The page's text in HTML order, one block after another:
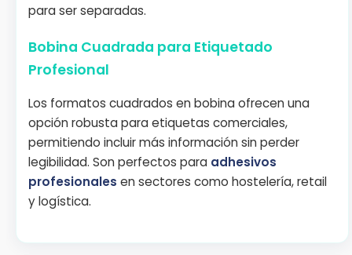
para ser separadas.
Bobina Cuadrada para Etiquetado
Profesional
Los formatos cuadrados en bobina ofrecen una
opción robusta para etiquetas comerciales,
permitiendo incluir más información sin perder
legibilidad. Son perfectos para adhesivos
profesionales en sectores como hostelería, retail
y logística.